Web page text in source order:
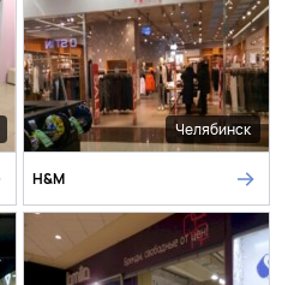
Челябинск
H&M